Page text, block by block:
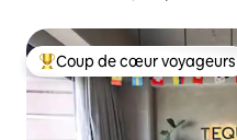
Coups de cœur voyageurs
Coup de cœur voyageurs